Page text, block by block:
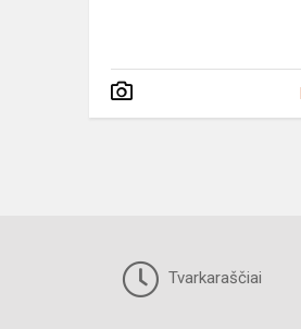
Tvarkaraščiai